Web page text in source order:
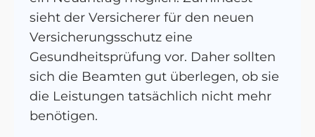
sieht der Versicherer für den neuen
Versicherungsschutz eine
Gesundheitsprüfung vor. Daher sollten
sich die Beamten gut überlegen, ob sie
die Leistungen tatsächlich nicht mehr
benötigen.